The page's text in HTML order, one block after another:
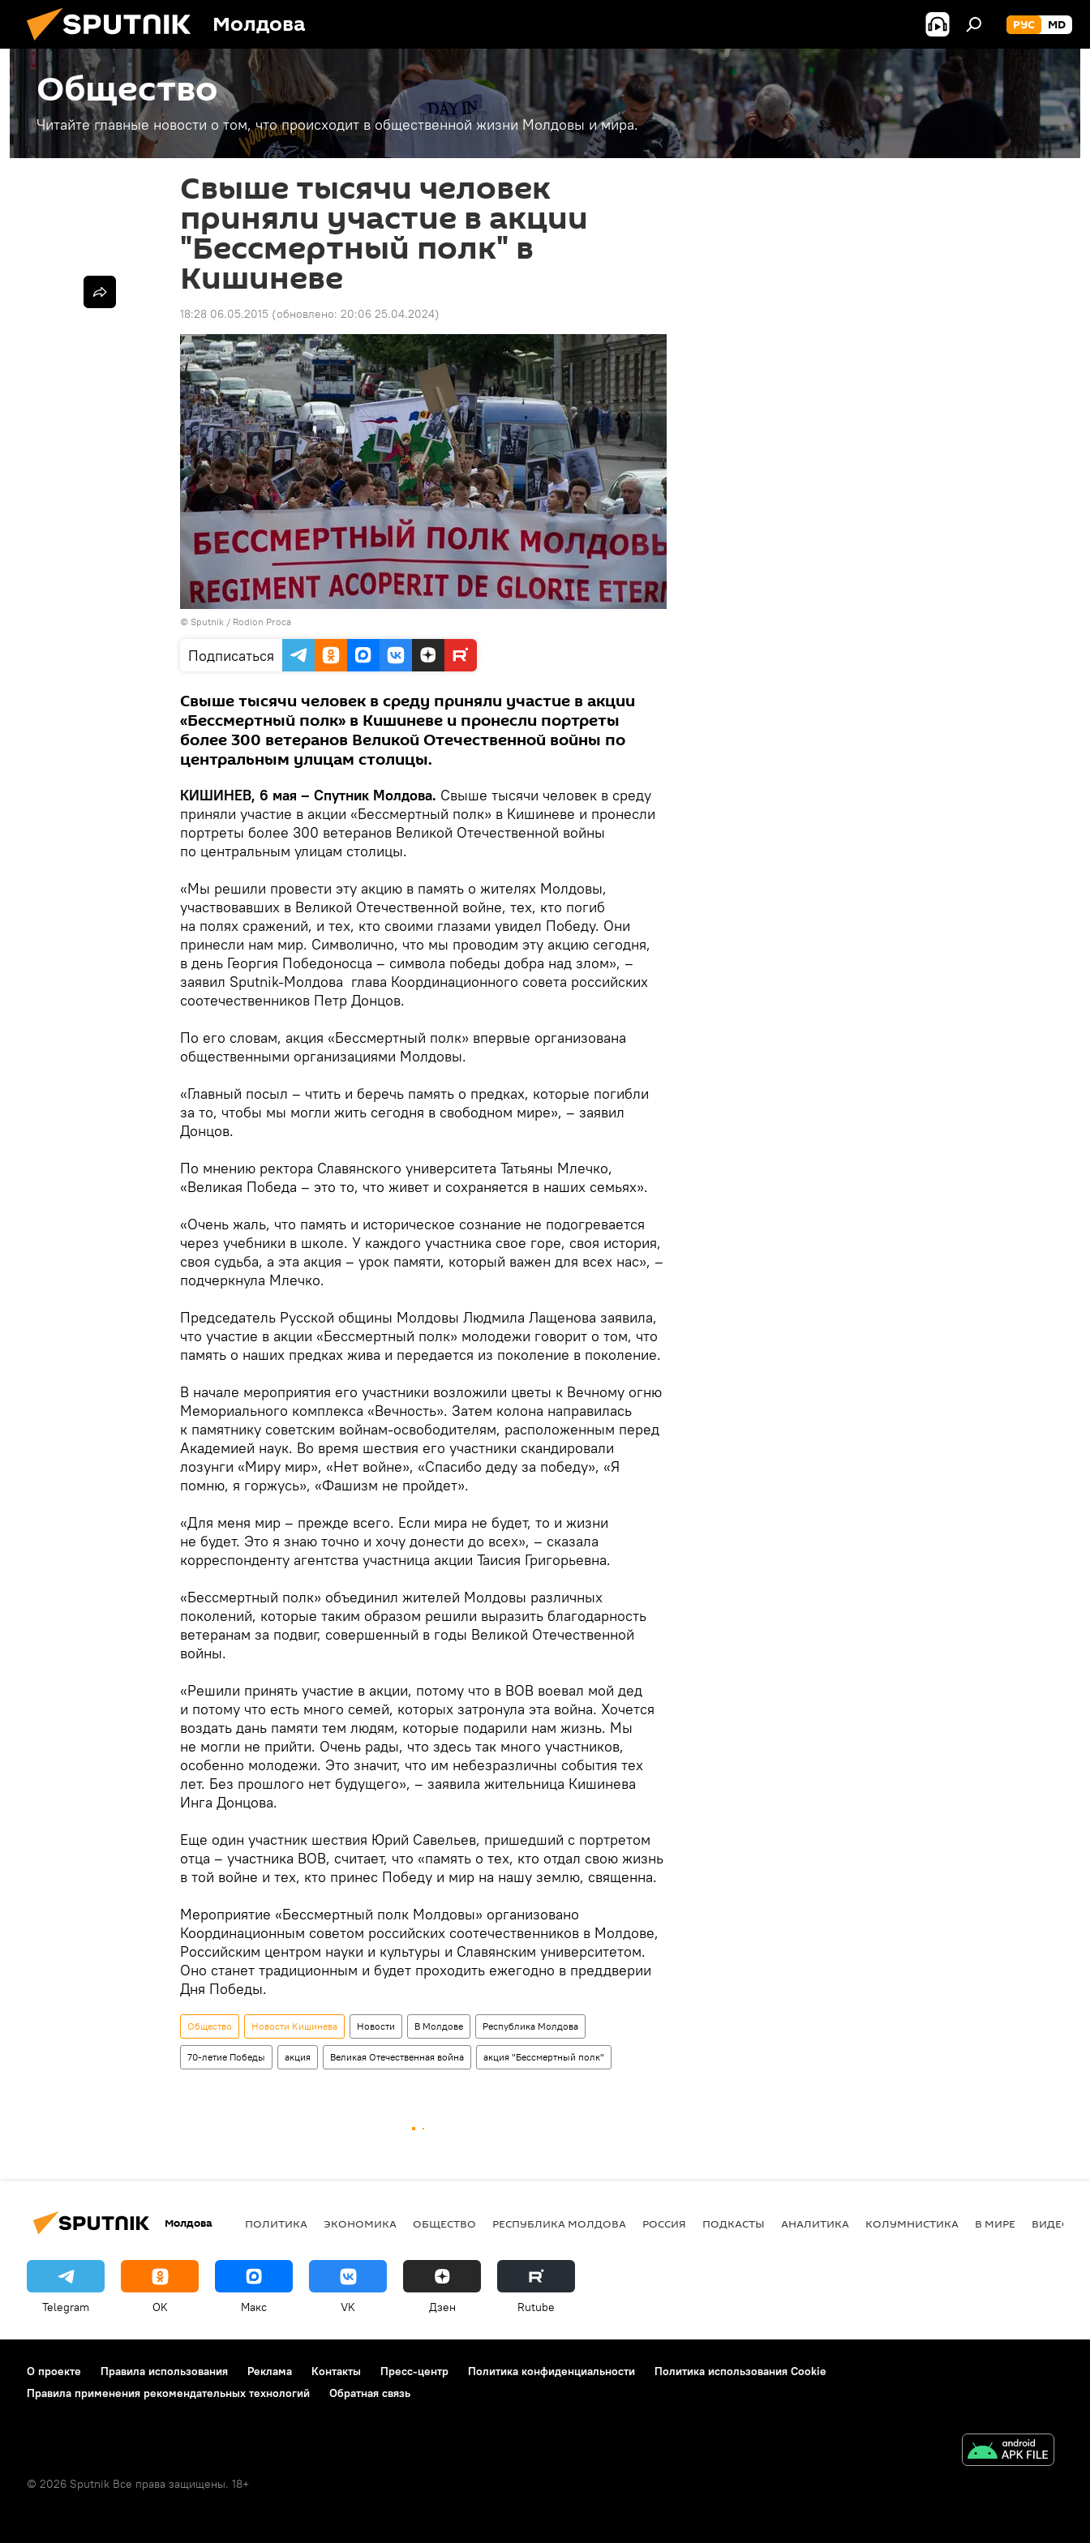
Молдова РУС MD
Общество
Читайте главные новости о том, что происходит в общественной жизни Молдовы и мира.
Свыше тысячи человек
приняли участие в акции
"Бессмертный полк" в
Кишиневе
18:28 06.05.2015 (обновлено: 20:06 25.04.2024)
© Sputnik / Rodion Proca
Подписаться
Свыше тысячи человек в среду приняли участие в акции
«Бессмертный полк» в Кишиневе и пронесли портреты
более 300 ветеранов Великой Отечественной войны по
центральным улицам столицы.
КИШИНЕВ, 6 мая – Спутник Молдова. Свыше тысячи человек в среду
приняли участие в акции «Бессмертный полк» в Кишиневе и пронесли
портреты более 300 ветеранов Великой Отечественной войны
по центральным улицам столицы.
«Мы решили провести эту акцию в память о жителях Молдовы,
участвовавших в Великой Отечественной войне, тех, кто погиб
на полях сражений, и тех, кто своими глазами увидел Победу. Они
принесли нам мир. Символично, что мы проводим эту акцию сегодня,
в день Георгия Победоносца – символа победы добра над злом», –
заявил Sputnik-Молдова глава Координационного совета российских
соотечественников Петр Донцов.
По его словам, акция «Бессмертный полк» впервые организована
общественными организациями Молдовы.
«Главный посыл – чтить и беречь память о предках, которые погибли
за то, чтобы мы могли жить сегодня в свободном мире», – заявил
Донцов.
По мнению ректора Славянского университета Татьяны Млечко,
«Великая Победа – это то, что живет и сохраняется в наших семьях».
«Очень жаль, что память и историческое сознание не подогревается
через учебники в школе. У каждого участника свое горе, своя история,
своя судьба, а эта акция – урок памяти, который важен для всех нас», –
подчеркнула Млечко.
Председатель Русской общины Молдовы Людмила Лащенова заявила,
что участие в акции «Бессмертный полк» молодежи говорит о том, что
память о наших предках жива и передается из поколение в поколение.
В начале мероприятия его участники возложили цветы к Вечному огню
Мемориального комплекса «Вечность». Затем колона направилась
к памятнику советским войнам-освободителям, расположенным перед
Академией наук. Во время шествия его участники скандировали
лозунги «Миру мир», «Нет войне», «Спасибо деду за победу», «Я
помню, я горжусь», «Фашизм не пройдет».
«Для меня мир – прежде всего. Если мира не будет, то и жизни
не будет. Это я знаю точно и хочу донести до всех», – сказала
корреспонденту агентства участница акции Таисия Григорьевна.
«Бессмертный полк» объединил жителей Молдовы различных
поколений, которые таким образом решили выразить благодарность
ветеранам за подвиг, совершенный в годы Великой Отечественной
войны.
«Решили принять участие в акции, потому что в ВОВ воевал мой дед
и потому что есть много семей, которых затронула эта война. Хочется
воздать дань памяти тем людям, которые подарили нам жизнь. Мы
не могли не прийти. Очень рады, что здесь так много участников,
особенно молодежи. Это значит, что им небезразличны события тех
лет. Без прошлого нет будущего», – заявила жительница Кишинева
Инга Донцова.
Еще один участник шествия Юрий Савельев, пришедший с портретом
отца – участника ВОВ, считает, что «память о тех, кто отдал свою жизнь
в той войне и тех, кто принес Победу и мир на нашу землю, священна.
Мероприятие «Бессмертный полк Молдовы» организовано
Координационным советом российских соотечественников в Молдове,
Российским центром науки и культуры и Славянским университетом.
Оно станет традиционным и будет проходить ежегодно в преддверии
Дня Победы.
Общество Новости Кишинева Новости В Молдове Республика Молдова
70-летие Победы акция Великая Отечественная война акция "Бессмертный полк"
Молдова ПОЛИТИКА ЭКОНОМИКА ОБЩЕСТВО РЕСПУБЛИКА МОЛДОВА РОССИЯ ПОДКАСТЫ АНАЛИТИКА КОЛУМНИСТИКА В МИРЕ ВИДЕО
Telegram OK Макс VK Дзен Rutube
О проекте Правила использования Реклама Контакты Пресс-центр Политика конфиденциальности
Политика использования Cookie
Правила применения рекомендательных технологий
Обратная связь
© 2026 Sputnik Все права защищены. 18+